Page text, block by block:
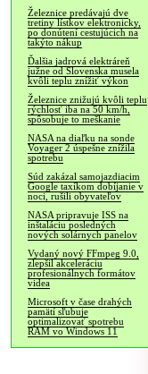
Železnice predávajú dve
tretiny lístkov elektronicky,
po donútení cestujúcich na
takýto nákup
Ďalšia jadrová elektráreň
južne od Slovenska musela
kvôli teplu znížiť výkon
Železnice znižujú kvôli teplu
rýchlosť iba na 50 km/h,
spôsobuje to meškanie
NASA na diaľku na sonde
Voyager 2 úspešne znížila
spotrebu
Súd zakázal samojazdiacim
Google taxíkom dobíjanie v
noci, rušili obyvateľov
NASA pripravuje ISS na
inštaláciu posledných
nových solárnych panelov
Vydaný nový FFmpeg 9.0,
zlepšil akceleráciu
profesionálnych formátov
videa
Microsoft v čase drahých
pamätí sľubuje
optimalizovať spotrebu
RAM vo Windows 11